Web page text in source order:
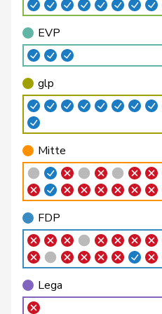
Berthoud
Alexandre
Bertschy
Kathrin
Bircher
Martina
Birrer-Heimo
Prisca
Bourgeois
Jacques
Bregy
Philipp
Brenzikofer Florence
EVP
glp
Mitte
FDP
Lega